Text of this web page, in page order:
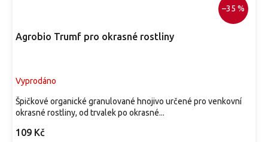
–35 %
Agrobio Trumf pro okrasné rostliny
Vyprodáno
109 Kč
Špičkové organické granulované hnojivo určené pro venkovní
okrasné rostliny, od trvalek po okrasné...